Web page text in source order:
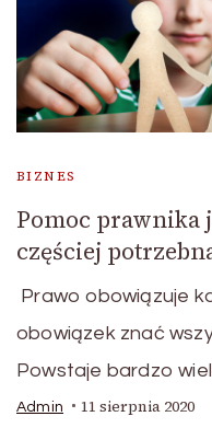
BIZNES
Pomoc prawnika
częściej
Prawo obowiązuje
obowiązek znać
Powstaje bardzo
Admin 11 sierpnia 2020